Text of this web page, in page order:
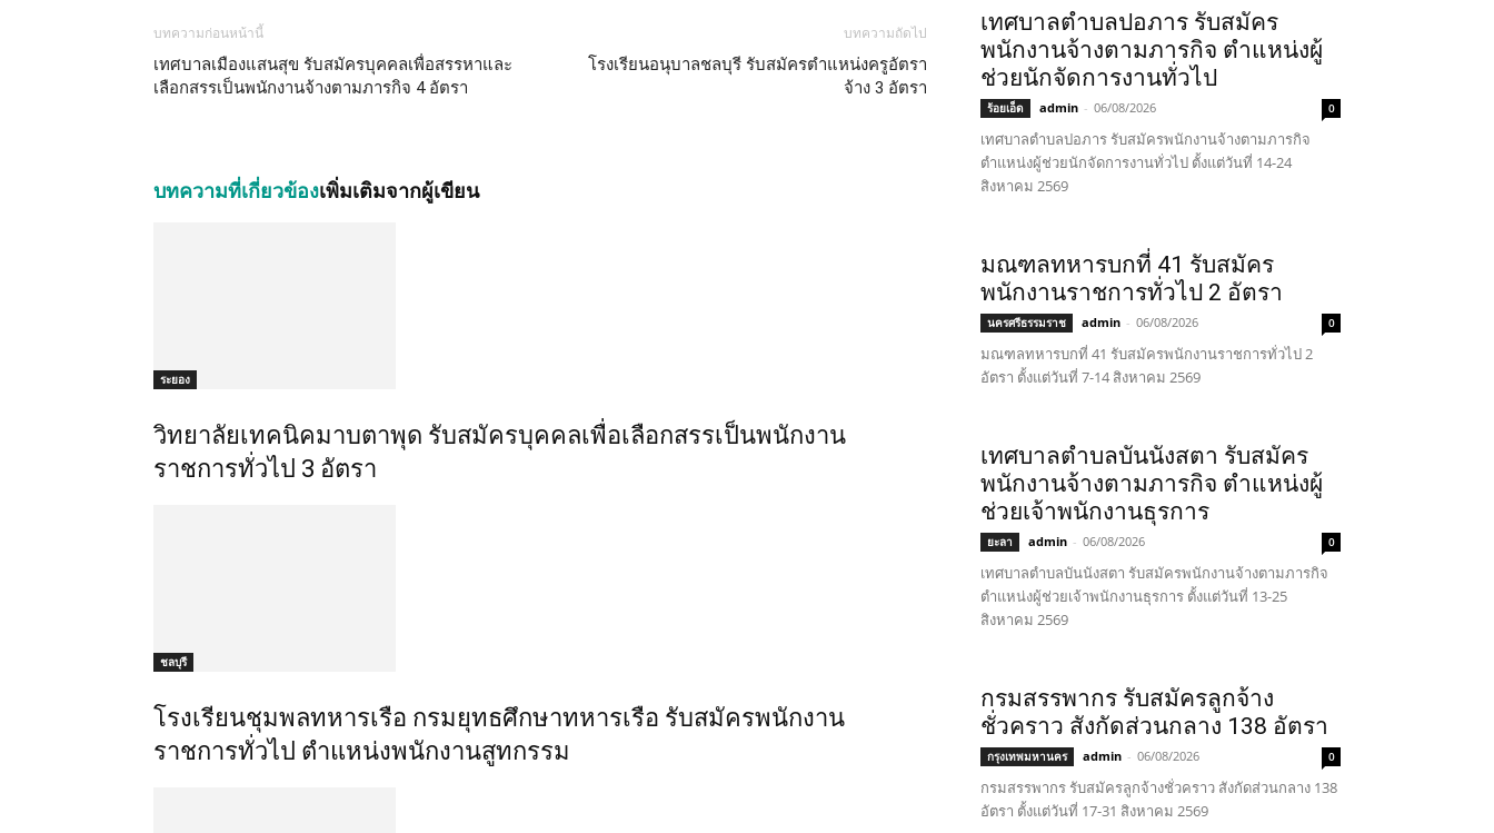
บทความก่อนหน้านี้
เทศบาลเมืองแสนสุข รับสมัครบุคคลเพื่อสรรหาและ
เลือกสรรเป็นพนักงานจ้างตามภารกิจ 4 อัตรา
บทความถัดไป
โรงเรียนอนุบาลชลบุรี รับสมัครตำแหน่งครูอัตรา
จ้าง 3 อัตรา
บทความที่เกี่ยวข้องเพิ่มเติมจากผู้เขียน
ระยอง
วิทยาลัยเทคนิคมาบตาพุด รับสมัครบุคคลเพื่อเลือกสรรเป็นพนักงาน
ราชการทั่วไป 3 อัตรา
ชลบุรี
โรงเรียนชุมพลทหารเรือ กรมยุทธศึกษาทหารเรือ รับสมัครพนักงาน
ราชการทั่วไป ตำแหน่งพนักงานสูทกรรม
เทศบาลตำบลปอภาร รับสมัคร
พนักงานจ้างตามภารกิจ ตำแหน่งผู้
ช่วยนักจัดการงานทั่วไป
ร้อยเอ็ด admin - 06/08/2026 0
เทศบาลตำบลปอภาร รับสมัครพนักงานจ้างตามภารกิจ
ตำแหน่งผู้ช่วยนักจัดการงานทั่วไป ตั้งแต่วันที่ 14-24
สิงหาคม 2569
มณฑลทหารบกที่ 41 รับสมัคร
พนักงานราชการทั่วไป 2 อัตรา
นครศรีธรรมราช admin - 06/08/2026 0
มณฑลทหารบกที่ 41 รับสมัครพนักงานราชการทั่วไป 2
อัตรา ตั้งแต่วันที่ 7-14 สิงหาคม 2569
เทศบาลตำบลบันนังสตา รับสมัคร
พนักงานจ้างตามภารกิจ ตำแหน่งผู้
ช่วยเจ้าพนักงานธุรการ
ยะลา admin - 06/08/2026 0
เทศบาลตำบลบันนังสตา รับสมัครพนักงานจ้างตามภารกิจ
ตำแหน่งผู้ช่วยเจ้าพนักงานธุรการ ตั้งแต่วันที่ 13-25
สิงหาคม 2569
กรมสรรพากร รับสมัครลูกจ้าง
ชั่วคราว สังกัดส่วนกลาง 138 อัตรา
กรุงเทพมหานคร admin - 06/08/2026 0
กรมสรรพากร รับสมัครลูกจ้างชั่วคราว สังกัดส่วนกลาง 138
อัตรา ตั้งแต่วันที่ 17-31 สิงหาคม 2569